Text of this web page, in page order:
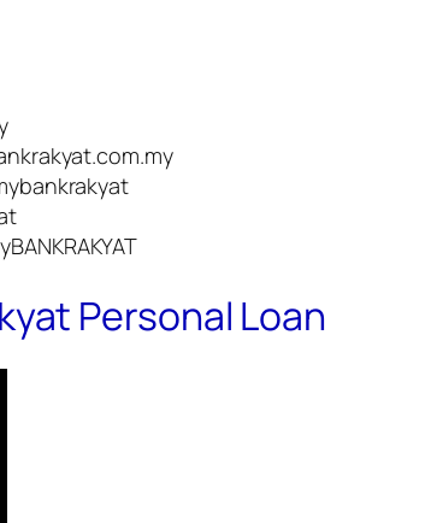
Personal Loan